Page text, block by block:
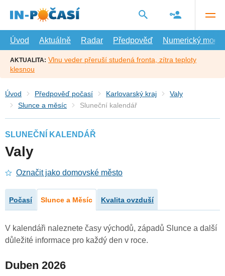
hlavní
Úvod
Aktuálně Radar Předpověď Numerický model
AKTUALITA: Vlnu veder přeruší studená fronta, zítra teploty
klesnou
Úvod Předpověď počasí Karlovarský kraj
Valy
Slunce a měsíc
Sluneční kalendář
SLUNEČNÍ KALENDÁŘ
Valy
Označit jako domovské město
Počasí Slunce a Měsíc Kvalita ovzduší
V kalendáři naleznete časy východů, západů Slunce a další
důležité informace pro každý den v roce.
Duben 2026